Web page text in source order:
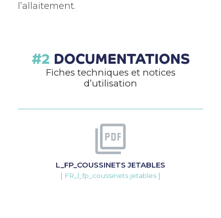
l’allaitement.
DOCUMENTATIONS
Fiches techniques et notices
d’utilisation
L_FP_COUSSINETS JETABLES
[ FR_l_fp_coussinets jetables ]